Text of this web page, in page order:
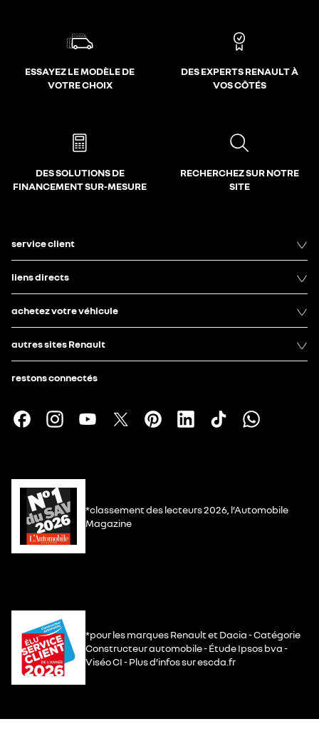
ESSAYEZ LE MODÈLE DE
VOTRE CHOIX
DES EXPERTS RENAULT À
VOS CÔTÉS
DES SOLUTIONS DE
FINANCEMENT SUR-MESURE
RECHERCHEZ SUR NOTRE
SITE
service client
liens directs
achetez votre véhicule
autres sites Renault
restons connectés
*classement des lecteurs 2026, l’Automobile
Magazine
*pour les marques Renault et Dacia - Catégorie
Constructeur automobile - Étude Ipsos bva -
Viséo CI - Plus d’infos sur escda.fr